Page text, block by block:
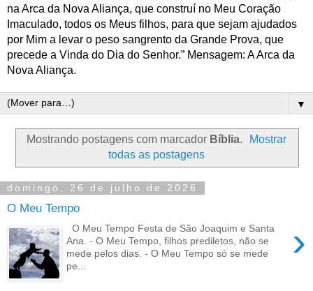
na Arca da Nova Aliança, que construí no Meu Coração
Imaculado, todos os Meus filhos, para que sejam ajudados
por Mim a levar o peso sangrento da Grande Prova, que
precede a Vinda do Dia do Senhor.” Mensagem: A Arca da
Nova Aliança.
▼
Mostrando postagens com marcador Bíblia.
Mostrar
todas as postagens
domingo, 26 de julho de 2026
O Meu Tempo
›
O Meu Tempo Festa de São Joaquim e Santa
Ana. - O Meu Tempo, filhos prediletos, não se
mede pelos dias. - O Meu Tempo só se mede
pe...